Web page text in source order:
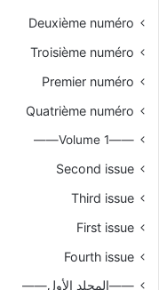
Deuxième numéro
Troisième numéro
Premier numéro
Quatrième numéro
——Volume 1——
Second issue
Third issue
First issue
Fourth issue
——المجلد الأول——